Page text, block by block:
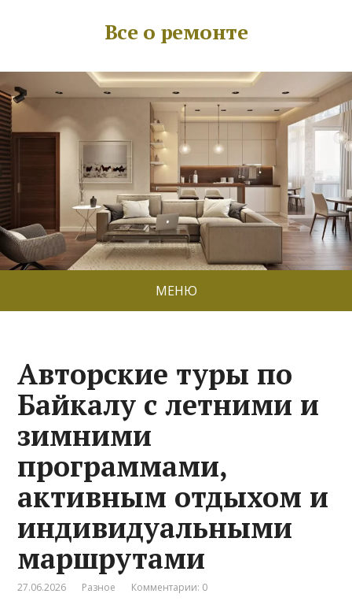
Все о ремонте
МЕНЮ
Авторские туры по
Байкалу с летними и
зимними
программами,
активным отдыхом и
индивидуальными
маршрутами
27.06.2026 Разное Комментарии: 0